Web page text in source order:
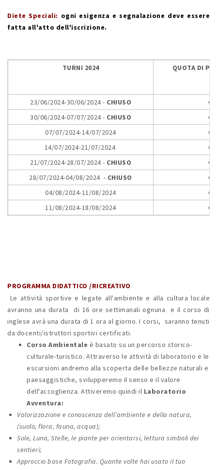
Diete Speciali: ogni esigenza e segnalazione deve essere
fatta all'atto dell'iscrizione.
TURNI 2024 QUOTA DI
23/06/2024-30/06/2024 - CHIUSO
€
30/06/2024-07/07/2024 - CHIUSO
€
07/07/2024-14/07/2024
€
14/07/2024-21/07/2024
€
21/07/2024-28/07/2024 - CHIUSO
€
28/07/2024-04/08/2024 - CHIUSO
€
04/08/2024-11/08/2024
€
11/08/2024-18/08/2024
€
PROGRAMMA DIDATTICO /RICREATIVO
Le attività sportive e legate all'ambiente e alla cultura locale
avranno una durata di 16 ore settimanali ognuna e il corso di
inglese avrà una durata di 1 ora al giorno. I corsi, saranno tenuti
da docenti/istruttori sportivi certificati.
Corso Ambientale è basato su un percorso storico-
culturale-turistico. Attraverso le attività di laboratorio e le
escursioni andremo alla scoperta delle bellezze naturali e
paesaggistiche, svilupperemo il senso e il valore
dell'accoglienza. Attiveremo quindi il Laboratorio
Avventura:
Valorizzazione e conoscenza dell’ambiente e della natura,
(suolo, flora, fauna, acqua);
Sole, Luna, Stelle, le piante per orientarsi, lettura simboli dei
sentieri;
Approccio base Fotografia. Quante volte hai usato il tuo